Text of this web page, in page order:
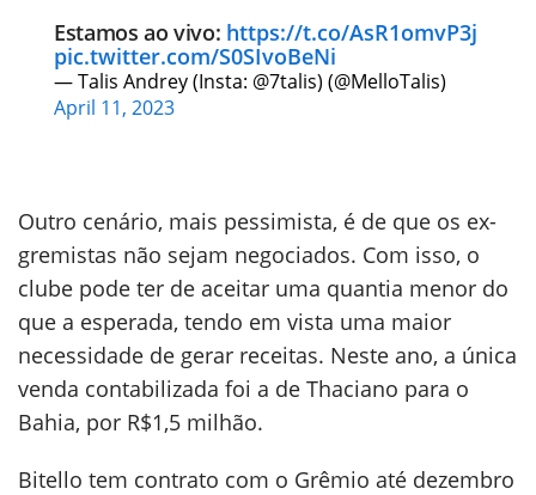
Estamos ao vivo: https://t.co/AsR1omvP3j
pic.twitter.com/S0SIvoBeNi
— Talis Andrey (Insta: @7talis) (@MelloTalis)
April 11, 2023
Outro cenário, mais pessimista, é de que os ex-
gremistas não sejam negociados. Com isso, o
clube pode ter de aceitar uma quantia menor do
que a esperada, tendo em vista uma maior
necessidade de gerar receitas. Neste ano, a única
venda contabilizada foi a de Thaciano para o
Bahia, por R$1,5 milhão.
Bitello tem contrato com o Grêmio até dezembro